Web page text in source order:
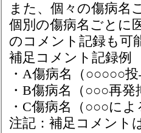
また、個々の傷病名
個別の傷病名ごとに
のコメント記録も可
補足コメント記録例
・A傷病名（○○○○○
・B傷病名（○○○再
・C傷病名（○○○に
注記：補足コメント